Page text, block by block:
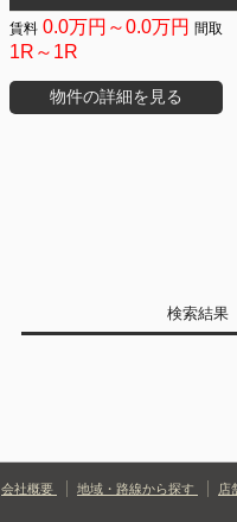
0.0万円～0.0万円
1R～1R
物件の詳細を見る
検索結
会社概要 地域・路線から探す 店